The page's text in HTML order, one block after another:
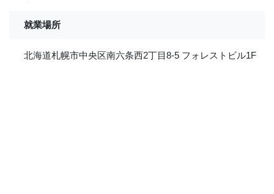
就業場所
北海道札幌市中央区南六条西2丁目8-5 フォレストビル1F